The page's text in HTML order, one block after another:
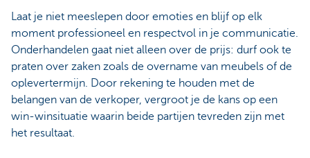
Laat je niet meeslepen door emoties en blijf op elk
moment professioneel en respectvol in je communicatie.
Onderhandelen gaat niet alleen over de prijs: durf ook te
praten over zaken zoals de overname van meubels of de
oplevertermijn. Door rekening te houden met de
belangen van de verkoper, vergroot je de kans op een
win-winsituatie waarin beide partijen tevreden zijn met
het resultaat.